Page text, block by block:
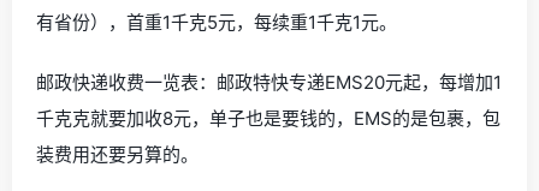
有省份），首重1千克5元，每续重1千克1元。
邮政快递收费一览表：邮政特快专递EMS20元起，每增加1
千克克就要加收8元，单子也是要钱的，EMS的是包裹，包
装费用还要另算的。